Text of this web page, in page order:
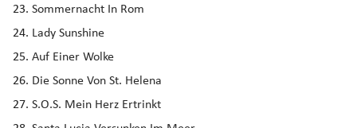
Sommernacht In Rom
Lady Sunshine
Auf Einer Wolke
Die Sonne Von St. Helena
S.O.S. Mein Herz Ertrinkt